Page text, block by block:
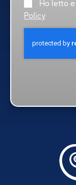
Ho letto
Policy